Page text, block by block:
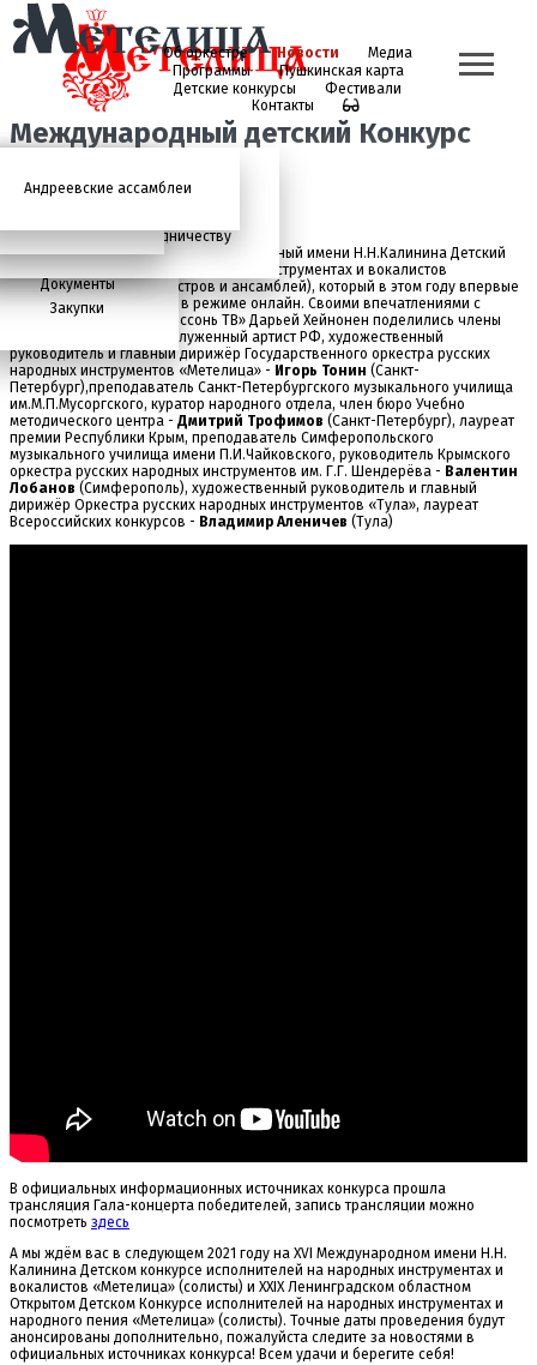
Об оркестре
История
Документы
Закупки
Новости
Анонсы
Медиа
Фото
Программы
Школьный абонемент
Приглашаем к сотрудничеству
Пушкинская карта
Детские конкурсы
2026 год
Фестивали
Андреевские ассамблеи
Контакты
Международный детский Конкурс
Завершил свою работу ХV Международный имени Н.Н.Калинина Детский
конкурс исполнителей на народных инструментах и вокалистов
«Метелица» (среди оркестров и ансамблей), который в этом году впервые
в своей истории прошёл в режиме онлайн. Своими впечатлениями с
ведущей Телестудии «Россонь ТВ» Дарьей Хейнонен поделились члены
жюри: предсдатель - заслуженный артист РФ, художественный
руководитель и главный дирижёр Государственного оркестра русских
народных инструментов «Метелица» - Игорь Тонин (Санкт-
Петербург),преподаватель Санкт-Петербургского музыкального училища
им.М.П.Мусоргского, куратор народного отдела, член бюро Учебно
методического центра - Дмитрий Трофимов (Санкт-Петербург), лауреат
премии Республики Крым, преподаватель Симферопольского
музыкального училища имени П.И.Чайковского, руководитель Крымского
оркестра русских народных инструментов им. Г.Г. Шендерёва - Валентин
Лобанов (Симферополь), художественный руководитель и главный
дирижёр Оркестра русских народных инструментов «Тула», лауреат
Всероссийских конкурсов - Владимир Аленичев (Тула)
В официальных информационных источниках конкурса прошла
трансляция Гала-концерта победителей, запись трансляции можно
посмотреть здесь
А мы ждём вас в следующем 2021 году на ХVI Международном имени Н.Н.
Калинина Детском конкурсе исполнителей на народных инструментах и
вокалистов «Метелица» (солисты) и XXIX Ленинградском областном
Открытом Детском Конкурсе исполнителей на народных инструментах и
народного пения «Метелица» (солисты). Точные даты проведения будут
анонсированы дополнительно, пожалуйста следите за новостями в
официальных источниках конкурса! Всем удачи и берегите себя!